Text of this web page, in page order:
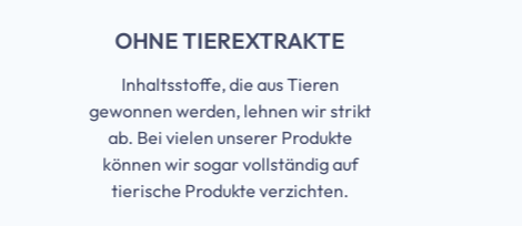
OHNE TIEREXTRAKTE
Inhaltsstoffe, die aus Tieren
gewonnen werden, lehnen wir strikt
ab. Bei vielen unserer Produkte
können wir sogar vollständig auf
tierische Produkte verzichten.